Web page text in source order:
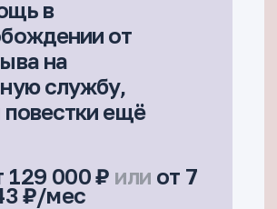
в
от
на
службу,
повестки ещё
129 000 ₽ или от 7
₽/мес